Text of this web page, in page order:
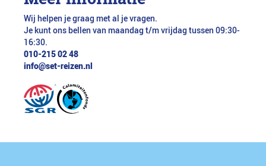
Wij helpen je graag met al je vragen.
Je kunt ons bellen van maandag t/m vrijdag tussen 09:30-
16:30.
010-215 02 48
info@set-reizen.nl